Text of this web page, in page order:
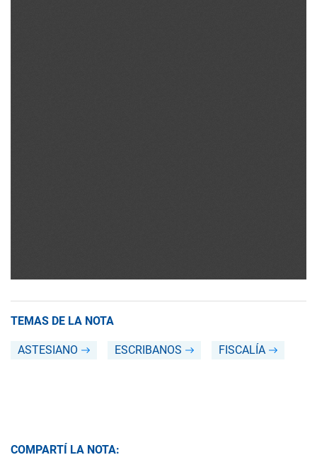
TEMAS DE LA NOTA
ASTESIANO ESCRIBANOS FISCALÍA
COMPARTÍ LA NOTA: